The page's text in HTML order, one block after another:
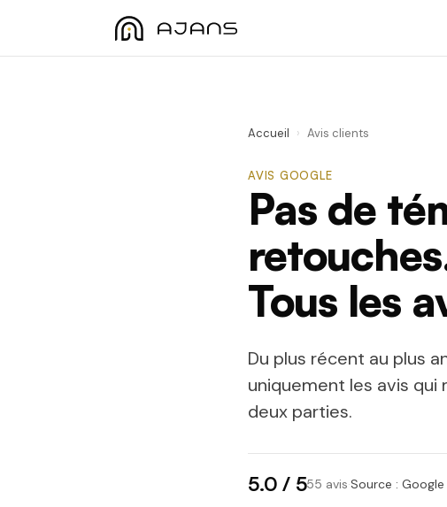
Accueil › Avis clients
AVIS GOOGLE
Pas de
Tous les
Du plus récent au plus
uniquement les avis
deux parties.
5.0 / 555 avis·Source : Google